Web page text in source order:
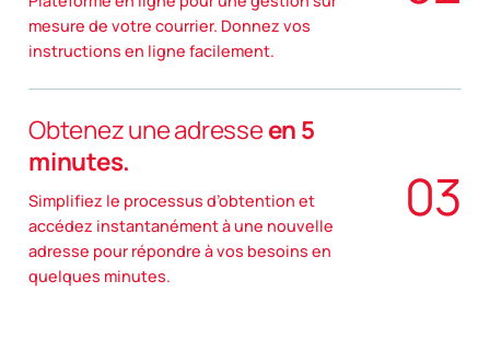
mesure de votre courrier. Donnez vos
instructions en ligne facilement.
Obtenez une adresseen 5
minutes.
Simplifiez le processus d’obtention et
accédez instantanément à une nouvelle
adresse pour répondre à vos besoins en
quelques minutes.
03